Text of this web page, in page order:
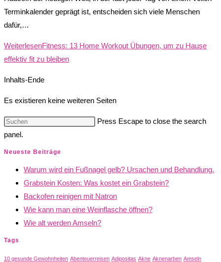
Terminkalender geprägt ist, entscheiden sich viele Menschen
dafür,…
WeiterlesenFitness: 13 Home Workout Übungen, um zu Hause
effektiv fit zu bleiben
Inhalts-Ende
Es existieren keine weiteren Seiten
Press Escape to close the search
panel.
Neueste Beiträge
Warum wird ein Fußnagel gelb? Ursachen und Behandlung.
Grabstein Kosten: Was kostet ein Grabstein?
Backofen reinigen mit Natron
Wie kann man eine Weinflasche öffnen?
Wie alt werden Amseln?
Tags
10 gesunde Gewohnheiten Abenteuerreisen Adipositas Akne Aknenarben Amseln